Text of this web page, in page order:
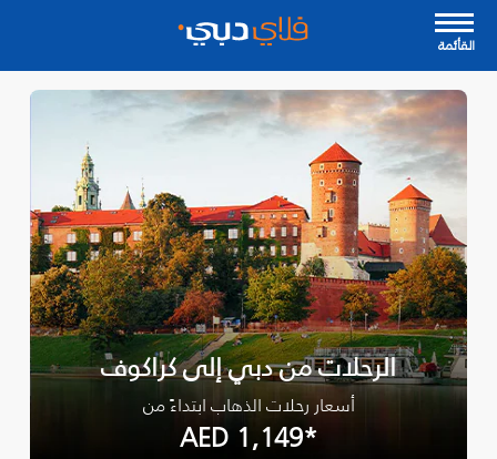
القأئمة
الرحلات من دبي إلى كراكوف
أسعار رحلات الذهاب ابتداءً من
*AED 1,149